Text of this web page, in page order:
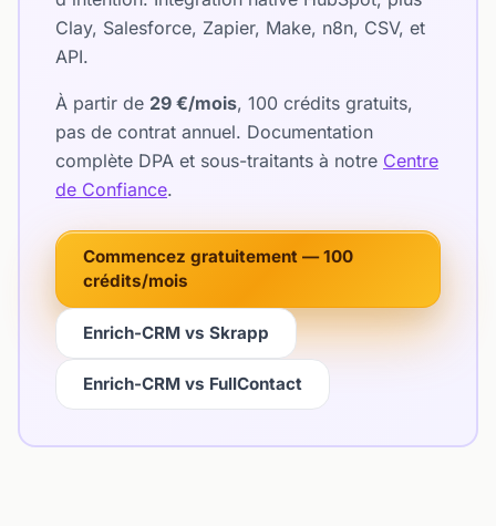
Clay, Salesforce, Zapier, Make, n8n, CSV, et
API.
À partir de 29 €/mois, 100 crédits gratuits,
pas de contrat annuel. Documentation
complète DPA et sous-traitants à notre Centre
de Confiance.
Commencez gratuitement — 100
crédits/mois
Enrich-CRM vs Skrapp
Enrich-CRM vs FullContact